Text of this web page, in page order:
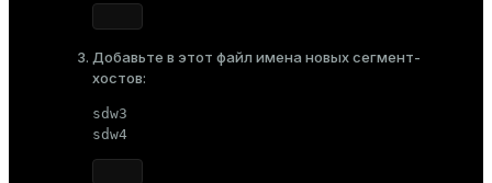
Добавьте в этот файл имена новых сегмент-
хостов:
sdw3
sdw4